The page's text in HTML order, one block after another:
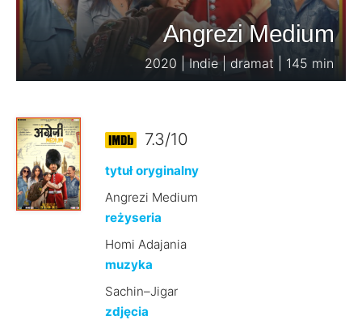
Angrezi Medium
2020 | Indie | dramat | 145 min
7.3/10
tytuł oryginalny
Angrezi Medium
reżyseria
Homi Adajania
muzyka
Sachin–Jigar
zdjęcia